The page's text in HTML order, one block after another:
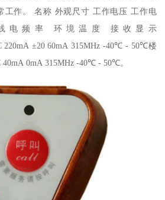
工作。 名称 外观尺寸 工作电压 工作电
电频率 环境温度 接收显示
220mA ±20 60mA 315MHz -40℃ - 50℃楼
40mA 0mA 315MHz -40℃ - 50℃。